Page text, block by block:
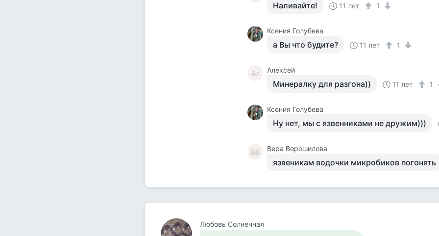
Наливайте! 11 лет 1
Ксения Голубева
а Вы что будите? 11 лет 1
Ал Алексей
Минералку для разгона)) 11 лет 1
Ксения Голубева
Ну нет, мы с язвенниками не дружим)))
ВВ Вера Ворошилова
язвеникам водочки микробиков погонять
Любовь Солнечная